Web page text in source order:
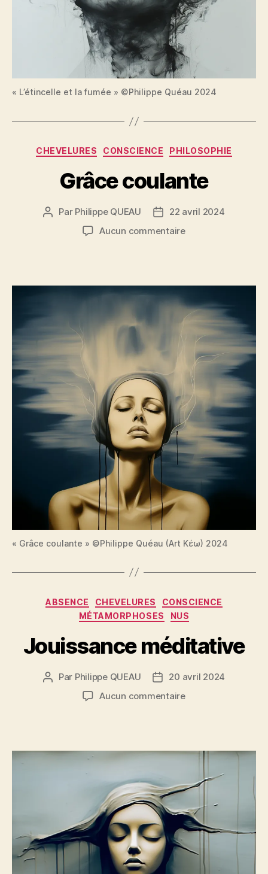
« L’étincelle et la fumée » ©Philippe Quéau 2024
Catégories
CHEVELURES CONSCIENCE PHILOSOPHIE
Grâce coulante
Auteur
Par Philippe QUEAU
Date22 avril 2024
Aucun commentairesur
« Grâce coulante » ©Philippe Quéau (Art Κέω) 2024
Catégories
ABSENCE CHEVELURES
CONSCIENCE
MÉTAMORPHOSES
NUS
Jouissance méditative
Auteur
Par Philippe QUEAU
Date20 avril 2024
Aucun commentairesur